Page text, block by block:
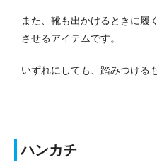
また、靴も出かけるときに履
させるアイテムです。
いずれにしても、踏みつける
ハンカチ